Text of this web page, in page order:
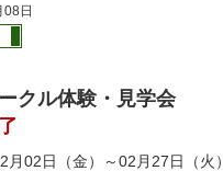
08日
クル体験・見学会
月02日（金）～02月27日（火）